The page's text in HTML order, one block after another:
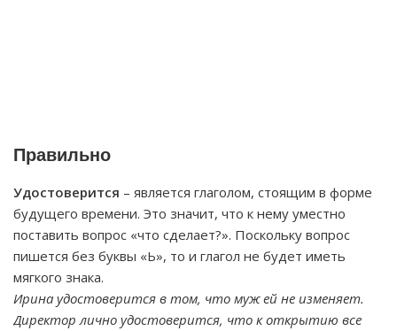
Правильно
Удостоверится – является глаголом, стоящим в форме
будущего времени. Это значит, что к нему уместно
поставить вопрос «что сделает?». Поскольку вопрос
пишется без буквы «Ь», то и глагол не будет иметь
мягкого знака.
Ирина удостоверится в том, что муж ей не изменяет.
Директор лично удостоверится, что к открытию все